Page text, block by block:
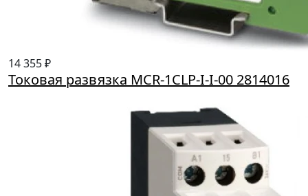
14 355 ₽
Токовая развязка MCR-1CLP-I-I-00 2814016